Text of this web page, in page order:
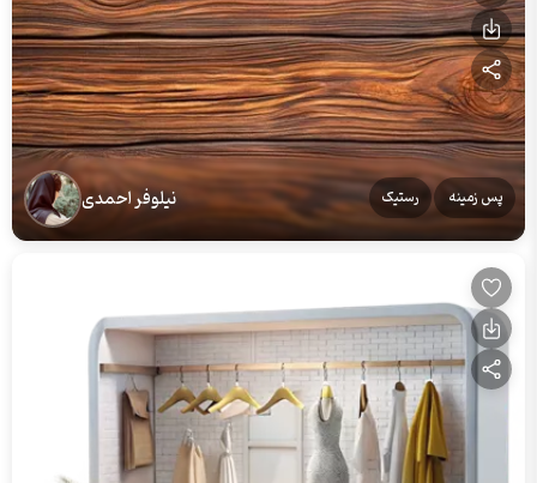
پس زمینه رستیک نیلوفر احمدی